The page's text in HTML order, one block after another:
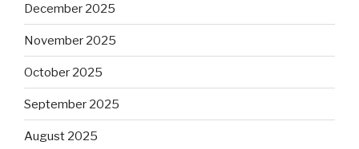
December 2025
November 2025
October 2025
September 2025
August 2025